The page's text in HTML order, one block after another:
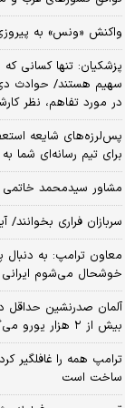
واکنش «ونس» به
پزشکیان: تنها کسانی که
سهیم هستند/ حوادث
در مورد تفاهم، نظر
پس‌لرزه‌های شایعه
برای تیم رسانه‌ای شما
مشاور سیدمحمد
سربازان فراری
معاون ترامپ: به دنبال
خوشحال می‌شوم ایرانی
آلمان صدرنشین حداقل
بیش از ۲ هزار یورو می‌گیرند
ترامپ همه را غافلگیر
ساخت است